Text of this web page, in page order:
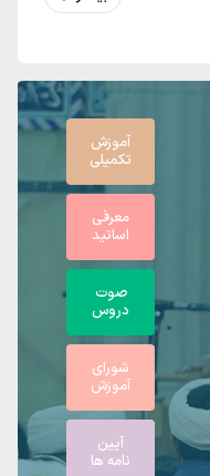
آموزش
تکمیلی
معرفی
اساتید
صوت
دروس
شورای
آموزش
آیین
نامه ها